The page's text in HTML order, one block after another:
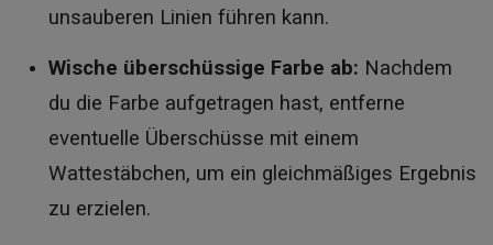
unsauberen Linien führen kann.
Wische überschüssige Farbe ab: Nachdem
du die Farbe aufgetragen hast, entferne
eventuelle Überschüsse mit einem
Wattestäbchen, um ein gleichmäßiges Ergebnis
zu erzielen.